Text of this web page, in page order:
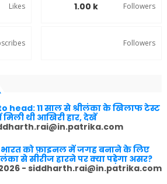
Likes 1.00 k Followers
Followers
head: 11 साल से श्रीलंका के खिलाफ टेस्ट
थी आखिरी हार, देखें
भारत को फ़ाइनल में जगह बनाने के लिए
से सीरीज हारने पर क्या पड़ेगा असर?
- siddharth.rai@in.patrika.com